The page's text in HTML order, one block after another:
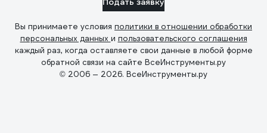
Вы принимаете условия политики в отношении обработки
персональных данных и пользовательского соглашения
каждый раз, когда оставляете свои данные в любой форме
обратной связи на сайте ВсеИнструменты.ру
© 2006 — 2026. ВсеИнструменты.ру